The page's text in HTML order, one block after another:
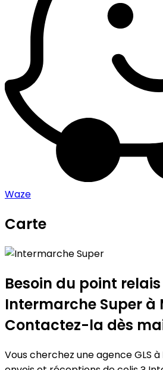
Waze
Carte
Intermarche Super
+
−
Besoin du point relais
Intermarche Super à
Contactez-la dès
Vous cherchez une agence GLS à